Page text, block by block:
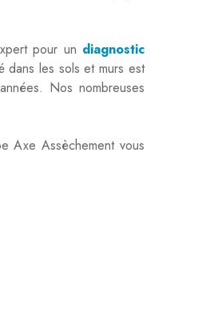
pour un diagnostic
dans les sols et murs est
Nos nombreuses
Axe Assèchement vous